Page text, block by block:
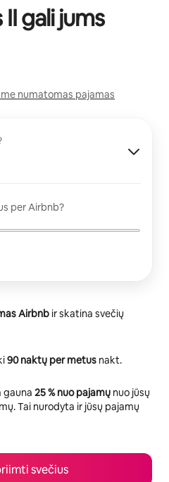
IIgali jums
numatomas pajamas
per Airbnb?
Airbnb ir skatina svečių
90 naktų per metus nakt.
gauna 25 % nuo pajamų nuo jūsų
Tai nurodyta ir jūsų pajamų
svečius